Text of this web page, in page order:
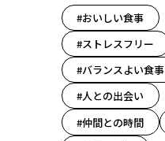
#おいしい食事
#ストレスフリー
#バランスよい食事
#人との出会い
#仲間との時間